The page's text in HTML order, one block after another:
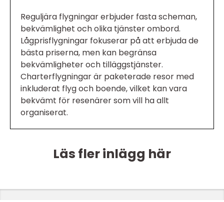
Reguljära flygningar erbjuder fasta scheman,
bekvämlighet och olika tjänster ombord.
Lågprisflygningar fokuserar på att erbjuda de
bästa priserna, men kan begränsa
bekvämligheter och tilläggstjänster.
Charterflygningar är paketerade resor med
inkluderat flyg och boende, vilket kan vara
bekvämt för resenärer som vill ha allt
organiserat.
Läs fler inlägg här